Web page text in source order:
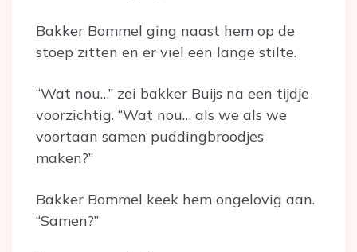
Bakker Bommel ging naast hem op de
stoep zitten en er viel een lange stilte.
“Wat nou…” zei bakker Buijs na een tijdje
voorzichtig. “Wat nou… als we als we
voortaan samen puddingbroodjes
maken?”
Bakker Bommel keek hem ongelovig aan.
“Samen?”